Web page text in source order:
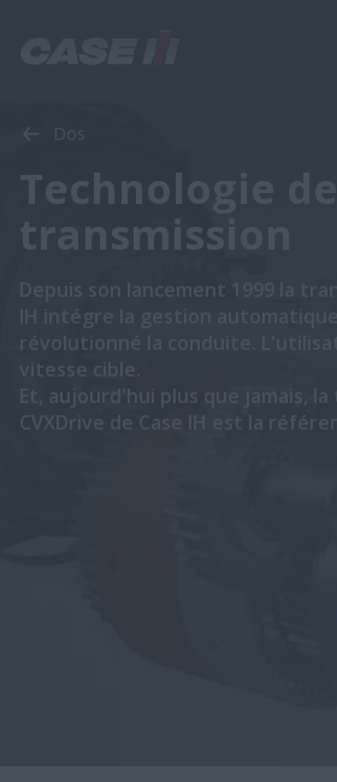
Dos
Technologie de
transmission
Depuis son lancement 1999 la
IH intégre la gestion
révolutionné la conduite.
vitesse cible.
Et, aujourd'hui plus que jamais,
CVXDrive de Case IH est la